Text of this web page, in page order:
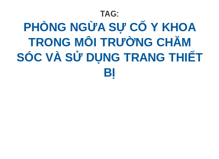
TAG:
PHÒNG NGỪA SỰ CỐ Y KHOA
TRONG MÔI TRƯỜNG CHĂM
SÓC VÀ SỬ DỤNG TRANG THIẾT
BỊ